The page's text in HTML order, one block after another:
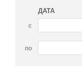
ДАТА
с
по